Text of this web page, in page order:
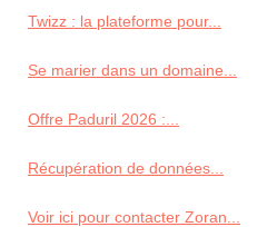
Twizz : la plateforme pour...
Se marier dans un domaine...
Offre Paduril 2026 :...
Récupération de données...
Voir ici pour contacter Zoran...